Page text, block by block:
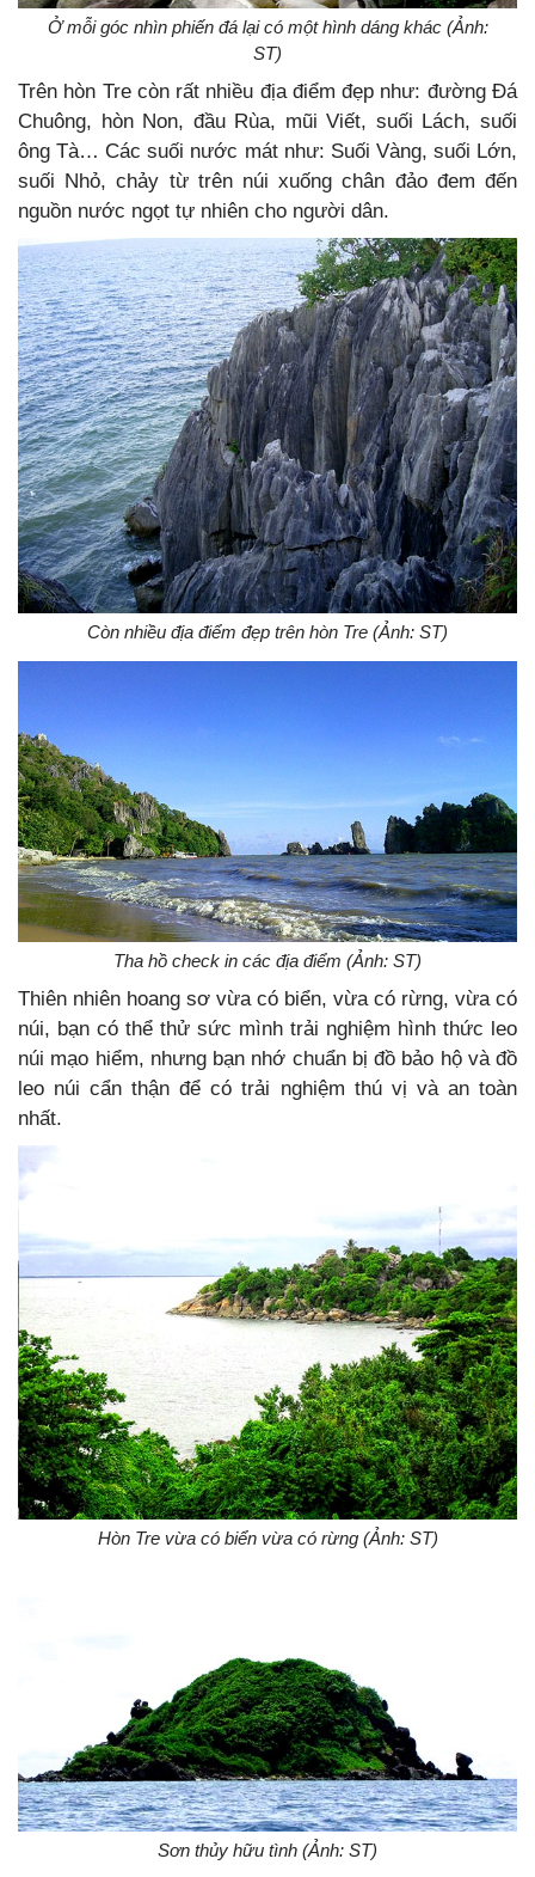
Ở mỗi góc nhìn phiến đá lại có một hình dáng khác (Ảnh:
ST)
Trên hòn Tre còn rất nhiều địa điểm đẹp như: đường Đá
Chuông, hòn Non, đầu Rùa, mũi Viết, suối Lách, suối
ông Tà… Các suối nước mát như: Suối Vàng, suối Lớn,
suối Nhỏ, chảy từ trên núi xuống chân đảo đem đến
nguồn nước ngọt tự nhiên cho người dân.
Còn nhiều địa điểm đẹp trên hòn Tre (Ảnh: ST)
Tha hồ check in các địa điểm (Ảnh: ST)
Thiên nhiên hoang sơ vừa có biển, vừa có rừng, vừa có
núi, bạn có thể thử sức mình trải nghiệm hình thức leo
núi mạo hiểm, nhưng bạn nhớ chuẩn bị đồ bảo hộ và đồ
leo núi cẩn thận để có trải nghiệm thú vị và an toàn
nhất.
Hòn Tre vừa có biển vừa có rừng (Ảnh: ST)
Sơn thủy hữu tình (Ảnh: ST)